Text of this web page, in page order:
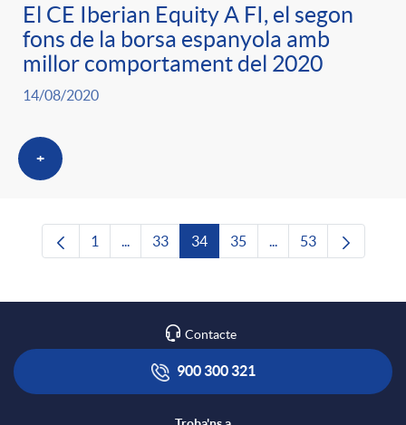
El CE Iberian Equity A FI, el segon
fons de la borsa espanyola amb
millor comportament del 2020
14/08/2020
+
Pàgina
1 ...Pàgines intermèdies Utilitzeu TAB per
Pàgina
33 Pàgina
34 Pàgina
35 ...Pàgines intermèdies
Pàgina
53
Contacte
900 300 321